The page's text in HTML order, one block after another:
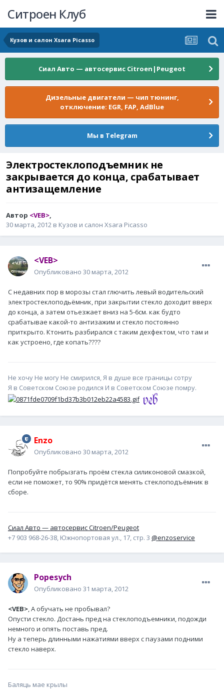
Ситроен Клуб
Кузов и салон Xsara Picasso
Сиал Авто — автосервис Citroen|Peugeot
Дизельные двигатели — чип тюнинг,
отключение: EGR, FAP, AdBlue
Мы в Telegram
Электростеклоподъемник не
закрывается до конца, срабатывает
антизащемление
Автор <VEB>,
30 марта, 2012 в Кузов и салон Xsara Picasso
<VEB>
Опубликовано 30 марта, 2012
С недавних пор в морозы стал глючить левый водительский
электростеклоподьёмник, при закрытии стекло доходит вверх
до конца, а затем отьезжает вниз на 5-6см. как будто
срабатывае какой-то антизажим и стекло постоянно
приткрыто. Ктонить разбирался с таким дехфектом, что там и
как устроено, где копать????
Не хочу Не могу Не смирился, Я в душе все границы сотру
Я в Советском Союзе родился И в Советском Союзе помру.
Enzo
Опубликовано 30 марта, 2012
Попробуйте побрызгать проём стекла силиконовой смазкой,
если не поможет, то 90% придётся менять стеклоподъёмник в
сборе.
Сиал Авто — автосервис Citroen/Peugeot
+7 903 968-26-38, Южнопортовая ул., 17, стр. 3 @enzoservice
Popesych
Опубликовано 31 марта, 2012
<VEB>, А обучать не пробывал?
Опусти стекло. Достань пред на стеклоподъемники, подожди
немного и опять поставь пред.
Ну а теперь длинными нажатиями вверх с паузами подними
стекло наверх.
Баляць мае крылы